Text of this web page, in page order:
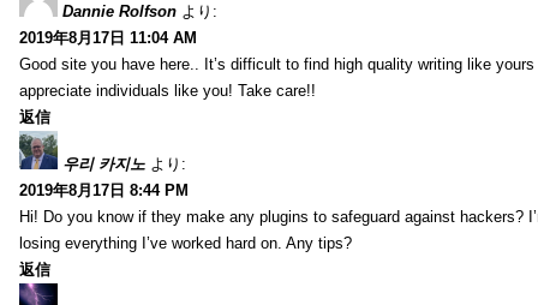
Dannie Rolfson より:
2019年8月17日 11:04 AM
Good site you have here.. It’s difficult to find high quality writing like
appreciate individuals like you! Take care!!
返信
우리 카지노 より:
2019年8月17日 8:44 PM
Hi! Do you know if they make any plugins to safeguard against hackers?
losing everything I’ve worked hard on. Any tips?
返信